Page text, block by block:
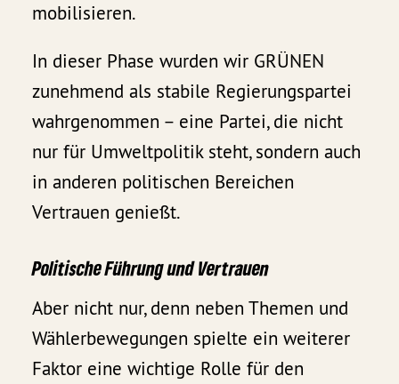
mobilisieren.
In dieser Phase wurden wir GRÜNEN
zunehmend als stabile Regierungspartei
wahrgenommen – eine Partei, die nicht
nur für Umweltpolitik steht, sondern auch
in anderen politischen Bereichen
Vertrauen genießt.
Politische Führung und Vertrauen
Aber nicht nur, denn neben Themen und
Wählerbewegungen spielte ein weiterer
Faktor eine wichtige Rolle für den